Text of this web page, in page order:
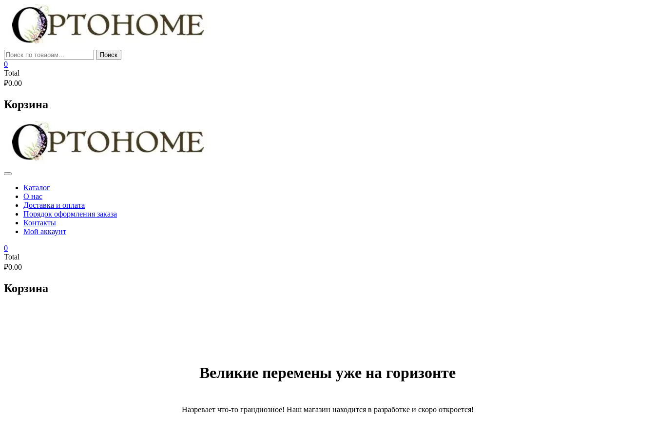
content
Искать: Поиск
0
Total
₽0.00
Корзина
Каталог
О нас
Доставка и оплата
Порядок оформления заказа
Контакты
Мой аккаунт
0
Total
₽0.00
Корзина
Великие перемены уже на горизонте
Назревает что-то грандиозное! Наш магазин находится в разработке и скоро откроется!